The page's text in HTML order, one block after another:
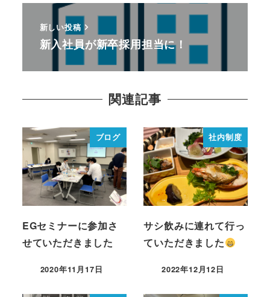
新しい投稿
新入社員が新卒採用担当に！
関連記事
ブログ
EGセミナーに参加さ
せていただきました
2020年11月17日
社内制度
サシ飲みに連れて行っ
ていただきました
2022年12月12日